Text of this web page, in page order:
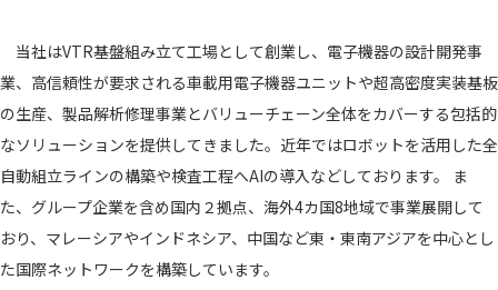
当社はVTR基盤組み立て工場として創業し、電子機器の設計開発事
業、高信頼性が要求される車載用電子機器ユニットや超高密度実装基板
の生産、製品解析修理事業とバリューチェーン全体をカバーする包括的
なソリューションを提供してきました。近年ではロボットを活用した全
自動組立ラインの構築や検査工程へAIの導入などしております。 ま
た、グループ企業を含め国内２拠点、海外4カ国8地域で事業展開して
おり、マレーシアやインドネシア、中国など東・東南アジアを中心とし
た国際ネットワークを構築しています。